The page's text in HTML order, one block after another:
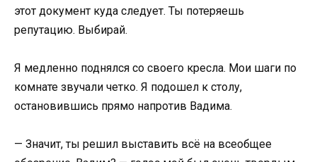
этот документ куда следует. Ты потеряешь
репутацию. Выбирай.
Я медленно поднялся со своего кресла. Мои шаги по
комнате звучали четко. Я подошел к столу,
остановившись прямо напротив Вадима.
— Значит, ты решил выставить всё на всеобщее